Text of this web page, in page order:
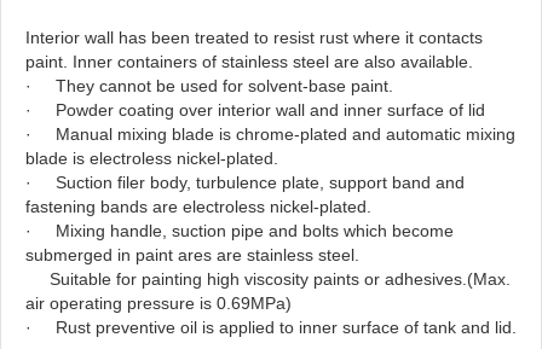
Interior wall has been treated to resist rust where it contacts
paint. Inner containers of stainless steel are also available.
· They cannot be used for solvent-base paint.
· Powder coating over interior wall and inner surface of lid
· Manual mixing blade is chrome-plated and automatic mixing
blade is electroless nickel-plated.
· Suction filer body, turbulence plate, support band and
fastening bands are electroless nickel-plated.
· Mixing handle, suction pipe and bolts which become
submerged in paint ares are stainless steel.
Suitable for painting high viscosity paints or adhesives.(Max.
air operating pressure is 0.69MPa)
· Rust preventive oil is applied to inner surface of tank and lid.